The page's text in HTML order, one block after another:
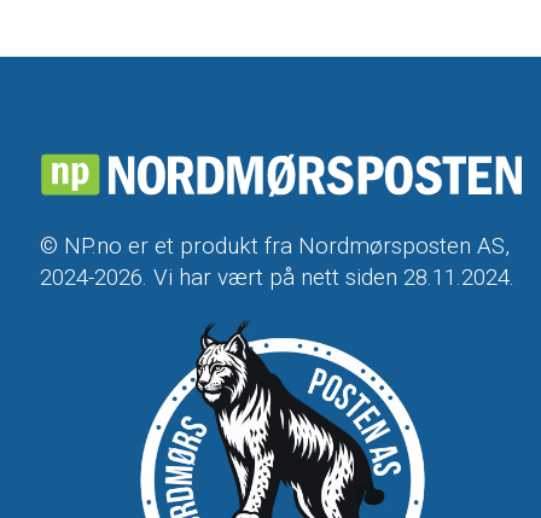
© NP.no er et produkt fra Nordmørsposten AS,
2024-2026. Vi har vært på nett siden 28.11.2024.